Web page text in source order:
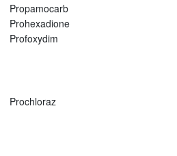
Propamocarb
Prohexadione
Profoxydim
Prochloraz